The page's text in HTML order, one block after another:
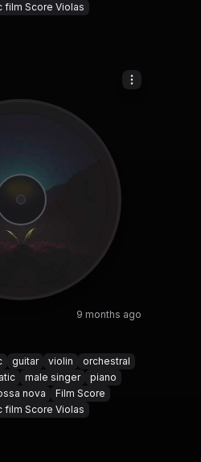
film Score Violas
9 months ago
guitar violin
orchestral
male singer
piano
nova
Film Score
film Score Violas